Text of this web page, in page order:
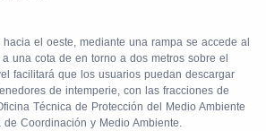
el oeste, mediante una rampa se accede al
una cota de en torno a dos metros sobre el
facilitará que los usuarios puedan descargar
de intemperie, con las fracciones de
Técnica de Protección del Medio Ambiente
Coordinación y Medio Ambiente.